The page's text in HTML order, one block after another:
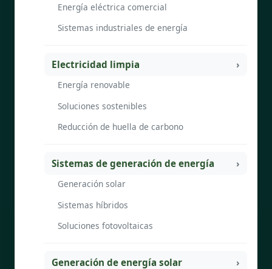
Energía eléctrica comercial
Sistemas industriales de energía
Electricidad limpia
Energía renovable
Soluciones sostenibles
Reducción de huella de carbono
Sistemas de generación de energía
Generación solar
Sistemas híbridos
Soluciones fotovoltaicas
Generación de energía solar